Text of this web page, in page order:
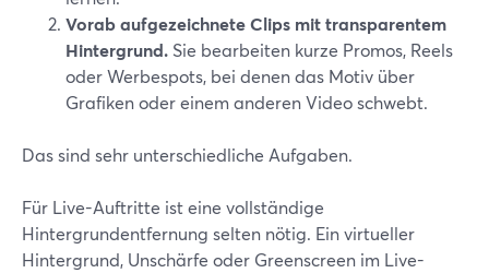
Vorab aufgezeichnete Clips mit transparentem
Hintergrund. Sie bearbeiten kurze Promos, Reels
oder Werbespots, bei denen das Motiv über
Grafiken oder einem anderen Video schwebt.
Das sind sehr unterschiedliche Aufgaben.
Für Live-Auftritte ist eine vollständige
Hintergrundentfernung selten nötig. Ein virtueller
Hintergrund, Unschärfe oder Greenscreen im Live-